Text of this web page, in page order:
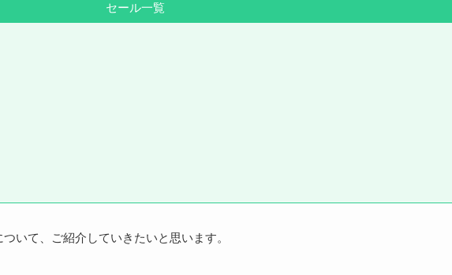
セール一覧
いて、ご紹介していきたいと思います。